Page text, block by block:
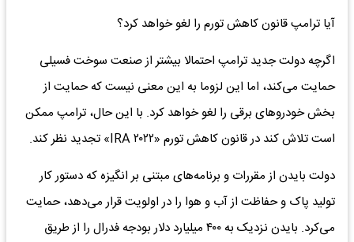
آیا ترامپ قانون کاهش تورم را لغو خواهد کرد؟
اگرچه دولت جدید ترامپ احتمالا بیشتر از صنعت سوخت فسیلی
حمایت می‌کند، اما این لزوما به این معنی نیست که حمایت از
بخش خودروهای برقی را لغو خواهد کرد. با این حال، ترامپ ممکن
است تلاش کند در قانون کاهش تورم «IRA ۲۰۲۲‌» تجدید نظر کند.
دولت بایدن از مقررات و برنامه‌های مبتنی بر انگیزه که دستور کار
تولید پاک و حفاظت از آب و هوا را در اولویت قرار می‌دهد، حمایت
می‌کرد. بایدن نزدیک به ۴۰۰ میلیارد دلار بودجه فدرال را از طریق